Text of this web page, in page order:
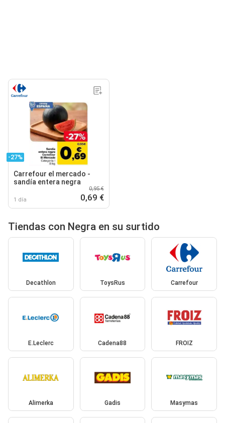
-27%
Carrefour el mercado -
sandía entera negra
1 día
0,95 €
0,69 €
Tiendas con Negra en su surtido
Decathlon ToysRus Carrefour
E.Leclerc Cadena88 FROIZ
Alimerka Gadis Masymas